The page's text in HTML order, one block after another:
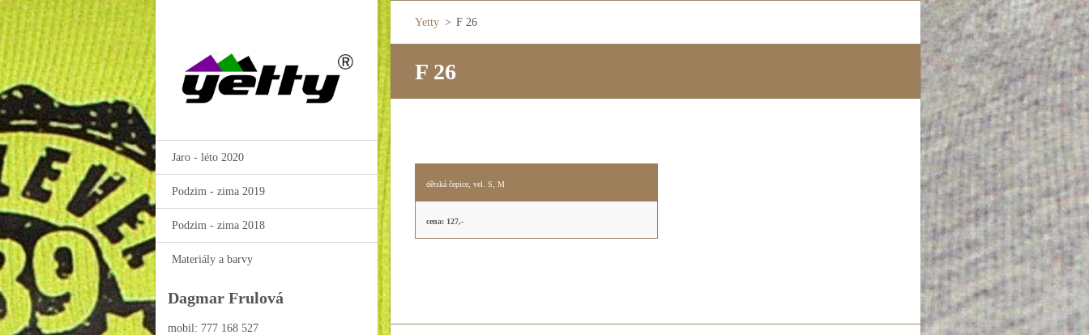
Jaro - léto 2020
Podzim - zima 2019
Podzim - zima 2018
Materiály a barvy
Dagmar Frulová
mobil: 777 168 527
Yetty > F 26
F 26
dětská čepice, vel. S, M
cena: 127,-